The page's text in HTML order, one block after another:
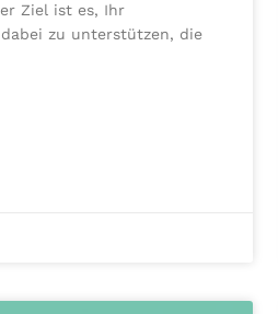
Ziel ist es, Ihr
zu unterstützen, die